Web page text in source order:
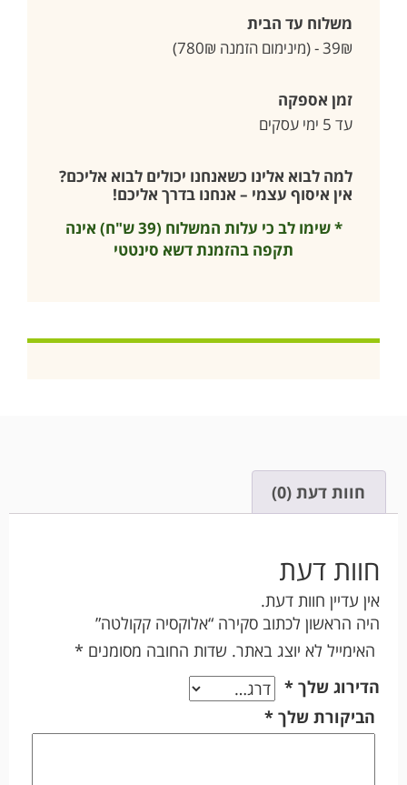
משלוח עד הבית
39₪ - (מינימום הזמנה 780₪)
זמן אספקה
עד 5 ימי עסקים
למה לבוא אלינו כשאנחנו יכולים לבוא אליכם?
אין איסוף עצמי – אנחנו בדרך אליכם!
* שימו לב כי עלות המשלוח (39 ש"ח) אינה
תקפה בהזמנת דשא סינטטי
חוות דעת (0)
חוות דעת
אין עדיין חוות דעת.
היה הראשון לכתוב סקירה “אלוקסיה קקולטה”
האימייל לא יוצג באתר. שדות החובה מסומנים *
הדירוג שלך *
הביקורת שלך *